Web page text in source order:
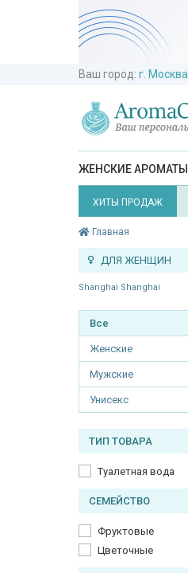
Ваш город: г. Москва
ЖЕНСКИЕ АРОМАТЫ
ХИТЫ ПРОДАЖ
Главная
ДЛЯ ЖЕНЩИН
Shanghai Shanghai
Все
Женские
Мужские
Унисекс
ТИП ТОВАРА
Туалетная вода
СЕМЕЙСТВО
Фруктовые
Цветочные